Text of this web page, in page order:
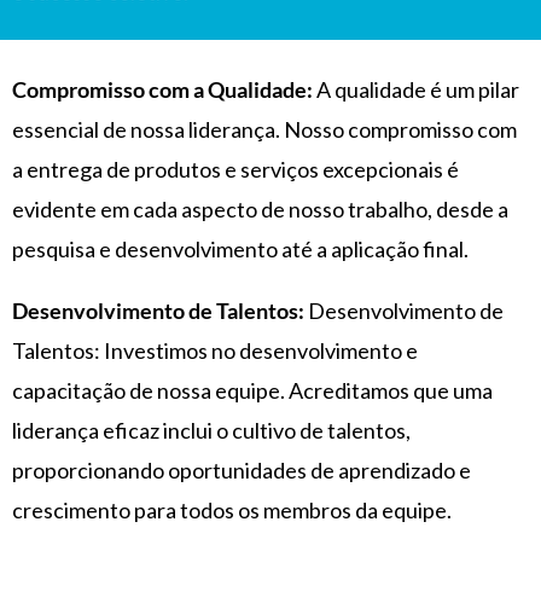
Compromisso com a Qualidade:A qualidade é um pilar
essencial de nossa liderança. Nosso compromisso com
a entrega de produtos e serviços excepcionais é
evidente em cada aspecto de nosso trabalho, desde a
pesquisa e desenvolvimento até a aplicação final.
Desenvolvimento de Talentos: Desenvolvimento de
Talentos: Investimos no desenvolvimento e
capacitação de nossa equipe. Acreditamos que uma
liderança eficaz inclui o cultivo de talentos,
proporcionando oportunidades de aprendizado e
crescimento para todos os membros da equipe.